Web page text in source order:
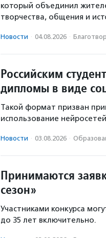
который объединил
творчества, общения и
Новости · 04.08.2026 ·
Российским
дипломы в виде
Такой формат призван
использование
Новости · 03.08.2026 ·
Принимаются
сезон»
Участниками конкурса
до 35 лет включительно.